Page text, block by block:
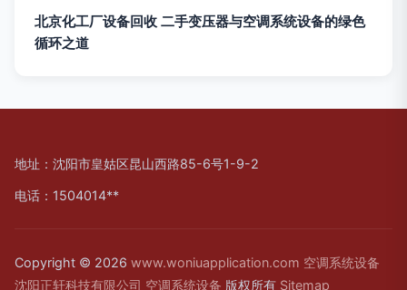
北京化工厂设备回收 二手变压器与空调系统设备的绿色
循环之道
地址：沈阳市皇姑区昆山西路85-6号1-9-2
电话：1504014**
Copyright © 2026 www.woniuapplication.com 空调系统设备
沈阳正轩科技有限公司 空调系统设备 版权所有 Sitemap